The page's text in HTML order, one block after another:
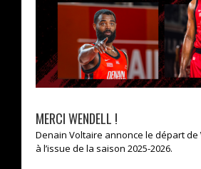
MERCI WENDELL !
Denain Voltaire annonce le départ de
à l’issue de la saison 2025-2026.